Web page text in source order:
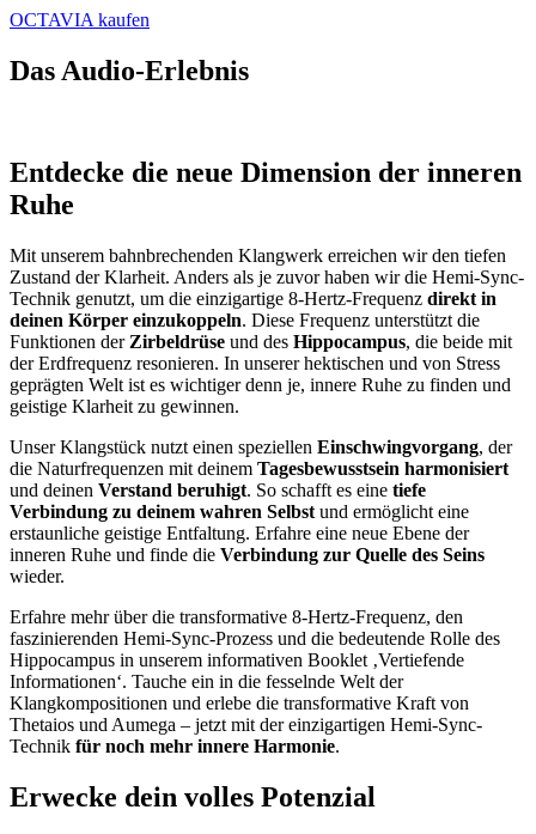
OCTAVIA kaufen
Das Audio-Erlebnis
Entdecke die neue Dimension der inneren
Ruhe
Mit unserem bahnbrechenden Klangwerk erreichen wir den tiefen
Zustand der Klarheit. Anders als je zuvor haben wir die Hemi-Sync-
Technik genutzt, um die einzigartige 8-Hertz-Frequenz direkt in
deinen Körper einzukoppeln. Diese Frequenz unterstützt die
Funktionen der Zirbeldrüse und des Hippocampus, die beide mit
der Erdfrequenz resonieren. In unserer hektischen und von Stress
geprägten Welt ist es wichtiger denn je, innere Ruhe zu finden und
geistige Klarheit zu gewinnen.
Unser Klangstück nutzt einen speziellen Einschwingvorgang, der
die Naturfrequenzen mit deinem Tagesbewusstsein harmonisiert
und deinen Verstand beruhigt. So schafft es eine tiefe
Verbindung zu deinem wahren Selbst und ermöglicht eine
erstaunliche geistige Entfaltung. Erfahre eine neue Ebene der
inneren Ruhe und finde die Verbindung zur Quelle des Seins
wieder.
Erfahre mehr über die transformative 8-Hertz-Frequenz, den
faszinierenden Hemi-Sync-Prozess und die bedeutende Rolle des
Hippocampus in unserem informativen Booklet ‚Vertiefende
Informationen‘. Tauche ein in die fesselnde Welt der
Klangkompositionen und erlebe die transformative Kraft von
Thetaios und Aumega – jetzt mit der einzigartigen Hemi-Sync-
Technik für noch mehr innere Harmonie.
Erwecke dein volles Potenzial